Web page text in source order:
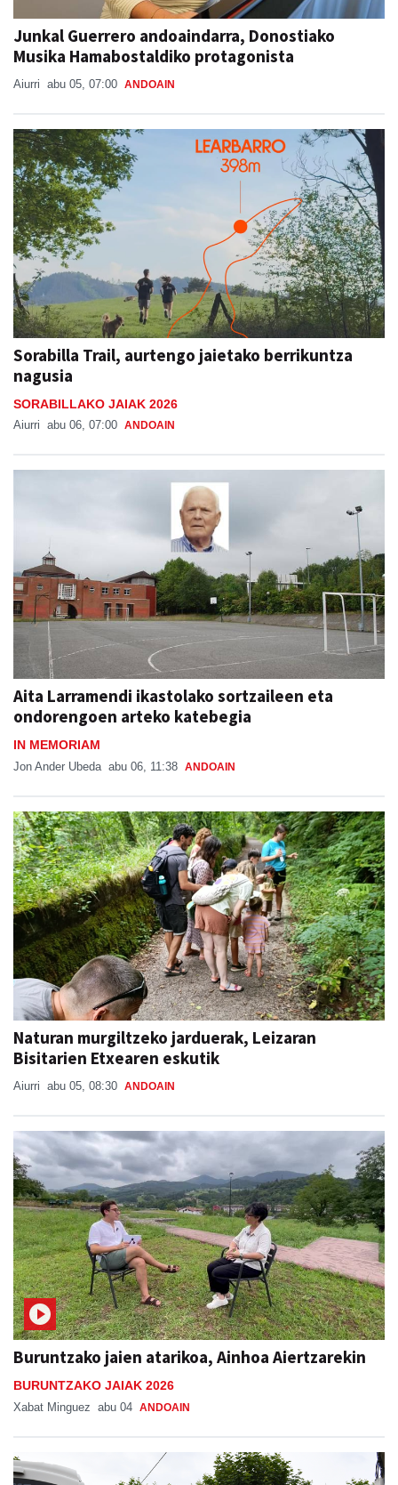
Junkal Guerrero andoaindarra, Donostiako
Musika Hamabostaldiko protagonista
Aiurri abu 05, 07:00 ANDOAIN
Sorabilla Trail, aurtengo jaietako berrikuntza
nagusia
SORABILLAKO JAIAK 2026
Aiurri abu 06, 07:00 ANDOAIN
Aita Larramendi ikastolako sortzaileen eta
ondorengoen arteko katebegia
IN MEMORIAM
Jon Ander Ubeda abu 06, 11:38 ANDOAIN
Naturan murgiltzeko jarduerak, Leizaran
Bisitarien Etxearen eskutik
Aiurri abu 05, 08:30 ANDOAIN
Buruntzako jaien atarikoa, Ainhoa Aiertzarekin
BURUNTZAKO JAIAK 2026
Xabat Minguez abu 04 ANDOAIN